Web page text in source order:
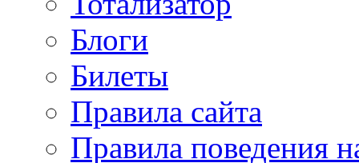
Блоги
Билеты
Правила сайта
Правила поведения